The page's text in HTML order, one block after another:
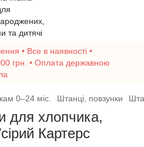
• Все в наявності •
грн. • Оплата державною
0–24 міс. Штанці, повзунки
для хлопчика,
Картерс